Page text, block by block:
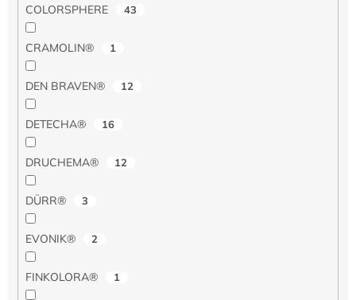
COLORSPHERE 43
CRAMOLIN® 1
DEN BRAVEN® 12
DETECHA® 16
DRUCHEMA® 12
DÜRR® 3
EVONIK® 2
FINKOLORA® 1